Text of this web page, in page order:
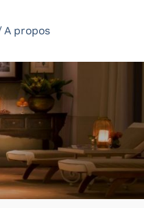
A propos